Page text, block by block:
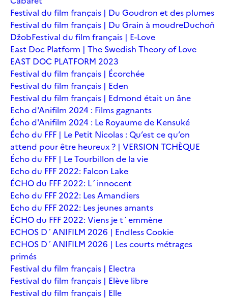
Festival du film français | Du Goudron et des plumes
Festival du film français | Du Grain à moudreDuchoň
DžobFestival du film français | E-Love
East Doc Platform | The Swedish Theory of Love
EAST DOC PLATFORM 2023
Festival du film français | Écorchée
Festival du film français | Eden
Festival du film français | Edmond était un âne
Echo d'Anifilm 2024 : Films gagnants
Écho d'Anifilm 2024 : Le Royaume de Kensuké
Écho du FFF | Le Petit Nicolas : Qu’est ce qu’on
attend pour être heureux ? | VERSION TCHÈQUE
Écho du FFF | Le Tourbillon de la vie
Echo du FFF 2022: Falcon Lake
ÉCHO du FFF 2022: L´innocent
Echo du FFF 2022: Les Amandiers
Echo du FFF 2022: Les jeunes amants
ÉCHO du FFF 2022: Viens je t´emmène
ECHOS D´ANIFILM 2026 | Endless Cookie
ECHOS D´ANIFILM 2026 | Les courts métrages
primés
Festival du film français | Electra
Festival du film français | Elève libre
Festival du film français | Elle